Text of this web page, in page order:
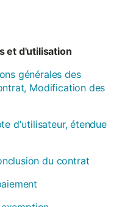
et d'utilisation
générales des
Modification des
d'utilisateur, étendue
du contrat